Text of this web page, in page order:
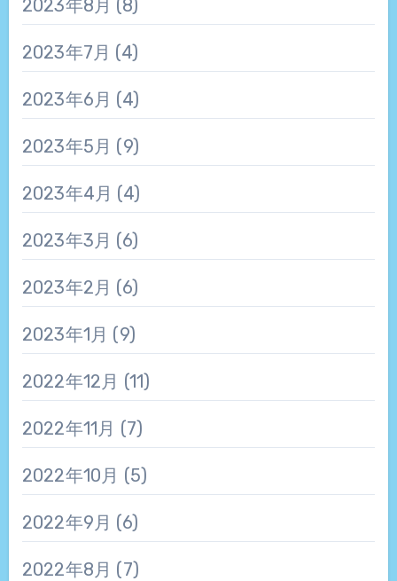
2023年8月 (8)
2023年7月 (4)
2023年6月 (4)
2023年5月 (9)
2023年4月 (4)
2023年3月 (6)
2023年2月 (6)
2023年1月 (9)
2022年12月 (11)
2022年11月 (7)
2022年10月 (5)
2022年9月 (6)
2022年8月 (7)